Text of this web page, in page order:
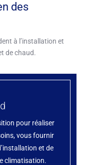
des
à l’installation et
de chaud.
pour réaliser
vous fournir
et de
climatisation.